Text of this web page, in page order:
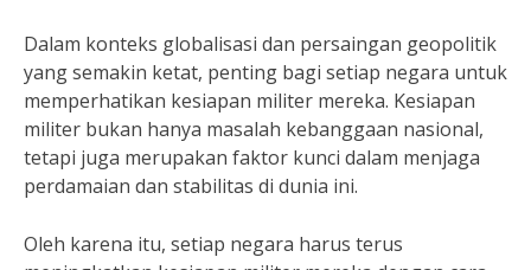
Dalam konteks globalisasi dan persaingan geopolitik
yang semakin ketat, penting bagi setiap negara untuk
memperhatikan kesiapan militer mereka. Kesiapan
militer bukan hanya masalah kebanggaan nasional,
tetapi juga merupakan faktor kunci dalam menjaga
perdamaian dan stabilitas di dunia ini.
Oleh karena itu, setiap negara harus terus